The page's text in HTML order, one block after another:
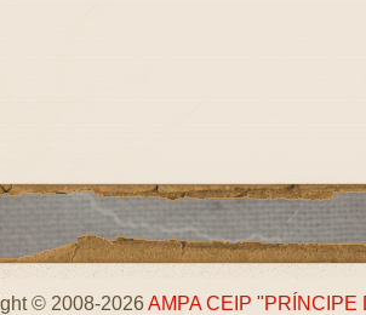
© 2008-2026AMPA CEIP "PRÍNCIPE